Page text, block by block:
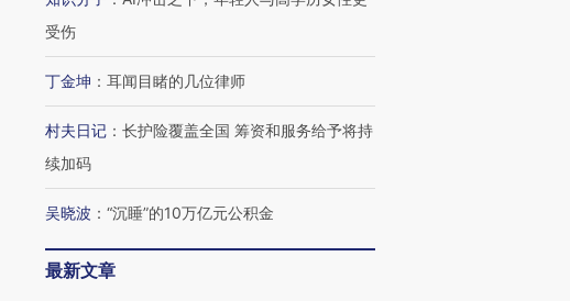
受伤
丁金坤 ： 耳闻目睹的几位律师
村夫日记 ： 长护险覆盖全国 筹资和服务给予将持
续加码
吴晓波 ： “沉睡”的10万亿元公积金
最新文章